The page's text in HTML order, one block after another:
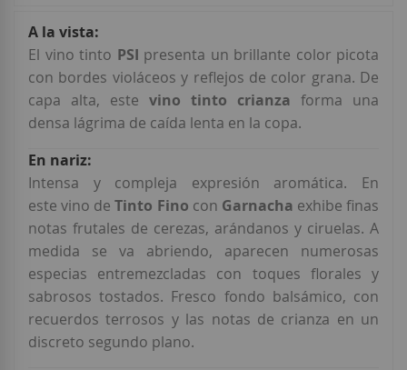
Más
Información
El vino tinto PSI presenta un brillante color picota
con bordes violáceos y reflejos de color grana. De
capa alta, este vino tinto crianza forma una
densa lágrima de caída lenta en la copa.
Intensa y compleja expresión aromática. En
este vino de Tinto Fino con Garnacha exhibe finas
notas frutales de cerezas, arándanos y ciruelas. A
medida se va abriendo, aparecen numerosas
especias entremezcladas con toques florales y
sabrosos tostados. Fresco fondo balsámico, con
recuerdos terrosos y las notas de crianza en un
discreto segundo plano.